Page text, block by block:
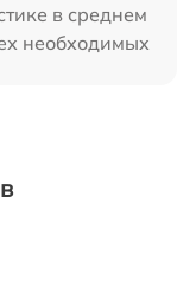
в среднем
необходимых